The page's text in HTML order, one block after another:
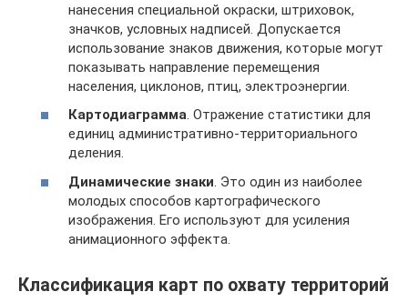
нанесения специальной окраски, штриховок,
значков, условных надписей. Допускается
использование знаков движения, которые могут
показывать направление перемещения
населения, циклонов, птиц, электроэнергии.
Картодиаграмма. Отражение статистики для
единиц административно-территориального
деления.
Динамические знаки. Это один из наиболее
молодых способов картографического
изображения. Его используют для усиления
анимационного эффекта.
Классификация карт по охвату территорий